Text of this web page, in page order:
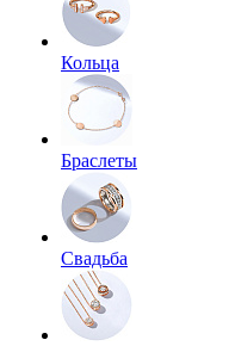
Кольца
Браслеты
Свадьба